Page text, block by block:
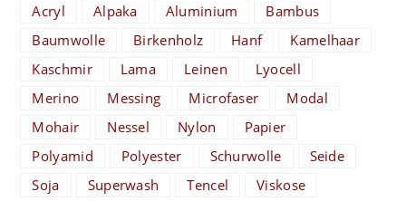
Acryl Alpaka Aluminium
Bambus
Baumwolle
Birkenholz Hanf
Kamelhaar
Kaschmir
Lama Leinen
Lyocell
Merino
Messing Microfaser
Modal
Mohair
Nessel Nylon
Papier
Polyamid
Polyester Schurwolle
Seide
Soja
Superwash Tencel
Viskose